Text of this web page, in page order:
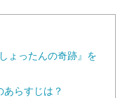
ょったんの奇跡』を
らすじは？